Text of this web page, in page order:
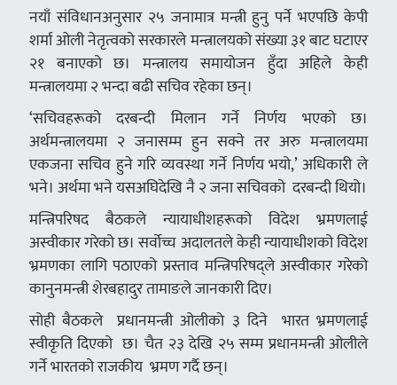
नयाँ स‌ंविधानअनुसार २५ जनामात्र मन्त्री हुनु पर्ने भएपछि केपी
शर्मा ओली नेतृत्वको सरकारले मन्त्रालयको संख्या ३१ बाट घटाएर
२१ बनाएको छ। मन्त्रालय समायोजन हुँदा अहिले केही
मन्त्रालयमा २ भन्दा बढी सचिव रहेका छन्।
‘सचिवहरूको दरबन्दी मिलान गर्ने निर्णय भएको छ।
अर्थमन्त्रालयमा २ जनासम्म हुन सक्ने तर अरु मन्त्रालयमा
एकजना सचिव हुने गरि व्यवस्था गर्ने निर्णय भयो,’ अधिकारी ले
भने। अर्थमा भने यसअघिदेखि नै २ जना सचिवको दरबन्दी थियो।
मन्त्रिपरिषद बैठकले न्यायाधीशहरूको विदेश भ्रमणलाई
अस्वीकार गरेको छ। सर्वोच्च अदालतले केही न्यायाधीशको विदेश
भ्रमणका लागि पठाएको प्रस्ताव मन्त्रिपरिषद्ले अस्वीकार गरेको
कानुनमन्त्री शेरबहादुर तामाङले जानकारी दिए।
सोही बैठकले प्रधानमन्त्री ओलीकाे ३ दिने भारत भ्रमणलाई
स्वीकृति दिएको छ। चैत २३ देखि २५ सम्म प्रधानमन्त्री ओलीले
गर्ने भारतको राजकीय भ्रमण गर्दै छन्।